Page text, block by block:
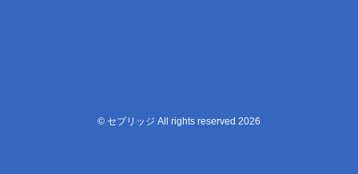
© セブリッジ All rights reserved 2026